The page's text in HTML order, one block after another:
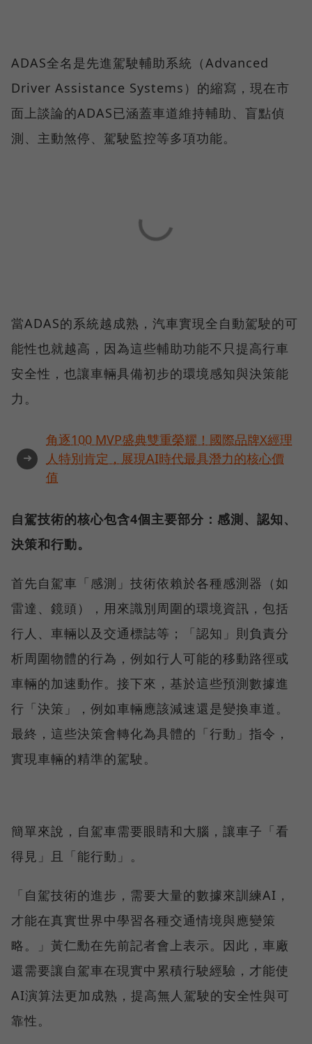
ADAS全名是先進駕駛輔助系統（Advanced
Driver Assistance Systems）的縮寫，現在市
面上談論的ADAS已涵蓋車道維持輔助、盲點偵
測、主動煞停、駕駛監控等多項功能。
當ADAS的系統越成熟，汽車實現全自動駕駛的可
能性也就越高，因為這些輔助功能不只提高行車
安全性，也讓車輛具備初步的環境感知與決策能
力。
➜
角逐100 MVP盛典雙重榮耀！國際品牌X經理
人特別肯定，展現AI時代最具潛力的核心價
值
自駕技術的核心包含4個主要部分：感測、認知、
決策和行動。
首先自駕車「感測」技術依賴於各種感測器（如
雷達、鏡頭），用來識別周圍的環境資訊，包括
行人、車輛以及交通標誌等；「認知」則負責分
析周圍物體的行為，例如行人可能的移動路徑或
車輛的加速動作。接下來，基於這些預測數據進
行「決策」，例如車輛應該減速還是變換車道。
最終，這些決策會轉化為具體的「行動」指令，
實現車輛的精準的駕駛。
簡單來說，自駕車需要眼睛和大腦，讓車子「看
得見」且「能行動」。
「自駕技術的進步，需要大量的數據來訓練AI，
才能在真實世界中學習各種交通情境與應變策
略。」黃仁勳在先前記者會上表示。因此，車廠
還需要讓自駕車在現實中累積行駛經驗，才能使
AI演算法更加成熟，提高無人駕駛的安全性與可
靠性。